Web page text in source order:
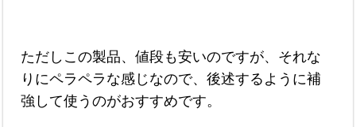
ただしこの製品、値段も安いのですが、それな
りにペラペラな感じなので、後述するように補
強して使うのがおすすめです。